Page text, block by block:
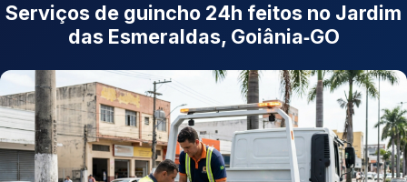
Serviços de guincho 24h feitos no Jardim
das Esmeraldas, Goiânia‑GO